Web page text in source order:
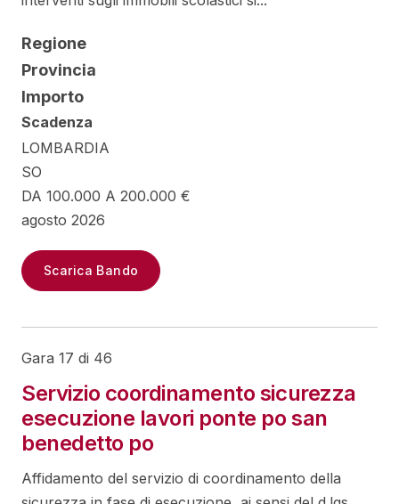
Regione
Provincia
Importo
Scadenza
LOMBARDIA
SO
DA 100.000 A 200.000 €
agosto 2026
Scarica Bando
Gara 17 di 46
Servizio coordinamento sicurezza
esecuzione lavori ponte po san
benedetto po
Affidamento del servizio di coordinamento della